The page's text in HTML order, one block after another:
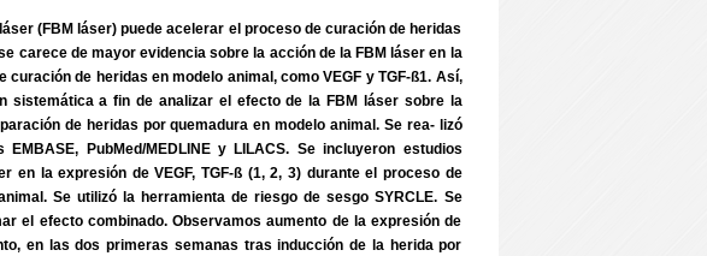
(FBM láser) puede acelerar el proceso de curación de heridas
carece de mayor evidencia sobre la acción de la FBM láser en la
de heridas en modelo animal, como VEGF y TGF-ß1. Así,
sistemática a fin de analizar el efecto de la FBM láser sobre la
de heridas por quemadura en modelo animal. Se rea- lizó
PubMed/MEDLINE y LILACS. Se incluyeron estudios
en la expresión de VEGF, TGF-ß (1, 2, 3) durante el proceso de
Se utilizó la herramienta de riesgo de sesgo SYRCLE. Se
el efecto combinado. Observamos aumento de la expresión de
en las dos primeras semanas tras inducción de la herida por